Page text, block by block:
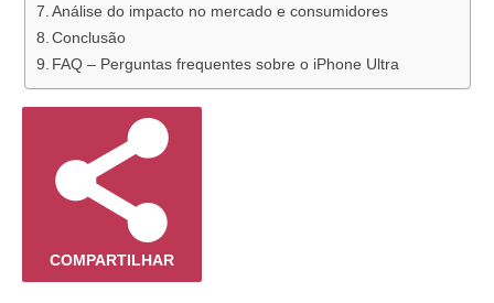
Análise do impacto no mercado e consumidores
Conclusão
FAQ – Perguntas frequentes sobre o iPhone Ultra
COMPARTILHAR